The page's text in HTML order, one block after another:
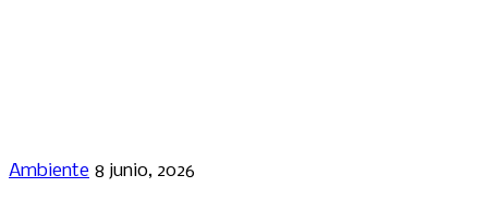
Ambiente 8 junio, 2026